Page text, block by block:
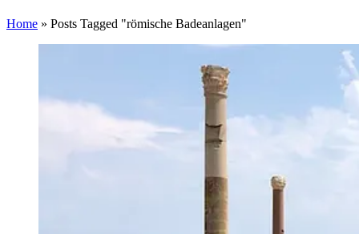
Home » Posts Tagged "römische Badeanlagen"